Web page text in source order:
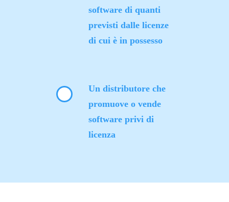
software di quanti
previsti dalle licenze
di cui è in possesso
Un distributore che
promuove o vende
software privi di
licenza